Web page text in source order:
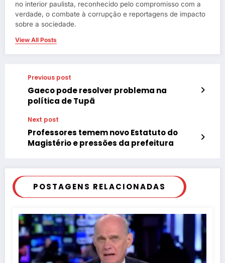
no interior paulista, reconhecido pelo compromisso com a
verdade, o combate à corrupção e reportagens de impacto
sobre a sociedade.
View All Posts
Previous post
Gaeco pode resolver problema na
política de Tupã
Next post
Professores temem novo Estatuto do
Magistério e pressões da prefeitura
POSTAGENS RELACIONADAS